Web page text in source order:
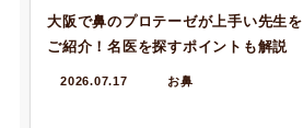
大阪で鼻のプロテーゼが上手い先生を
ご紹介！名医を探すポイントも解説
2026.07.17 お鼻